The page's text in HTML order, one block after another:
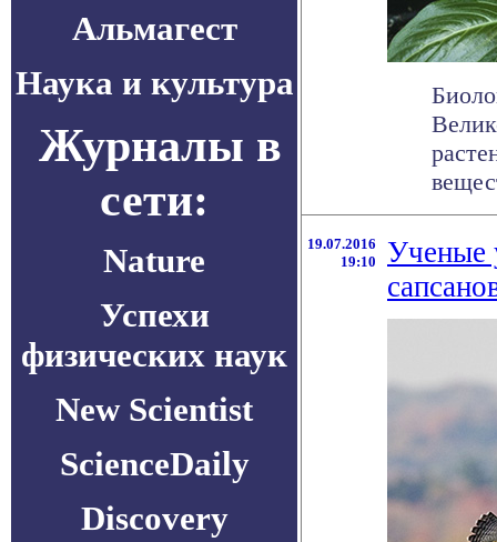
Альмагест
Наука и культура
Журналы в
сети:
Nature
Успехи
физических наук
New Scientist
ScienceDaily
Discovery
19.07.2016
19:10
Ученые